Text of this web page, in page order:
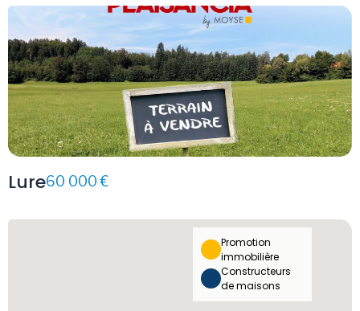
Promotion
immobilière
Constructeurs
de maisons
Lure60 000 €